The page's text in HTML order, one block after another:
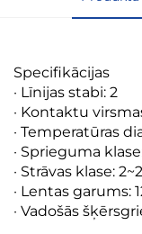
Specifikācijas
· Līnijas stabi: 2
· Kontaktu
· Temperatūras
· Sprieguma
· Strāvas klase:
· Lentas garums:
· Vadošās